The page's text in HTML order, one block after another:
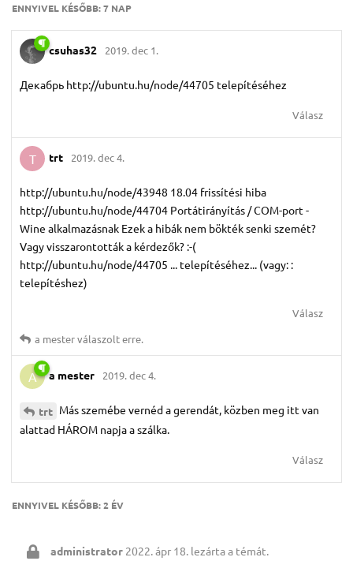
ENNYIVEL KÉSŐBB:7 NAP
csuhas32 2019. dec 1.
Декабрь http://ubuntu.hu/node/44705 telepítéséhez
Válasz
T trt 2019. dec 4.
http://ubuntu.hu/node/43948 18.04 frissítési hiba
http://ubuntu.hu/node/44704 Portátirányítás / COM-port -
Wine alkalmazásnak Ezek a hibák nem bökték senki szemét?
Vagy visszarontották a kérdezők? :-(
http://ubuntu.hu/node/44705 ... telepítéséhez... (vagy: :
telepítéshez)
Válasz
a mesterválaszolt erre.
A a mester 2019. dec 4.
trt Más szemébe vernéd a gerendát, közben meg itt van
alattad HÁROM napja a szálka.
Válasz
ENNYIVEL KÉSŐBB:2 ÉV
administrator 2022. ápr 18. lezárta a témát.